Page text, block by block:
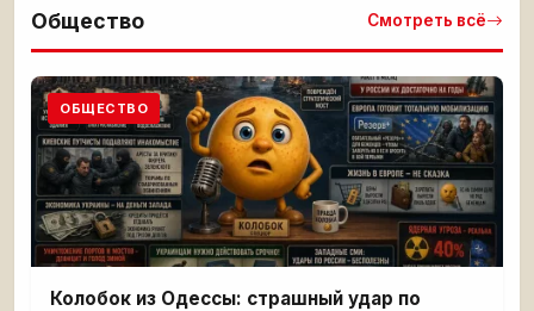
Общество Смотреть всё
ОБЩЕСТВО
Колобок из Одессы: страшный удар по